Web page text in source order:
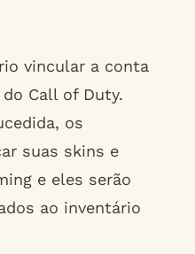
vincular a conta
Call of Duty.
os
suas skins e
e eles serão
ao inventário